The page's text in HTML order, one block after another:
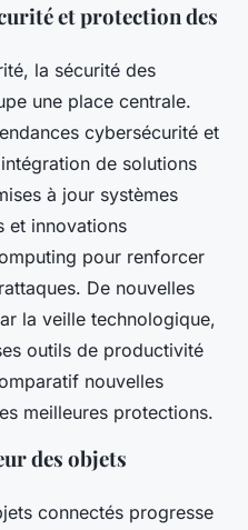
et protection des
la sécurité des
une place centrale.
cybersécurité et
de solutions
à jour systèmes
et innovations
pour renforcer
De nouvelles
la veille technologique,
outils de productivité
nouvelles
meilleures protections.
des objets
connectés progresse